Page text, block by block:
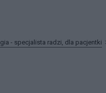
- specjalista radzi, dla pacjentki